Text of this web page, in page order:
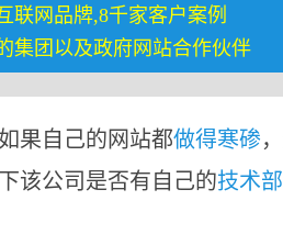
联网品牌,8千家客户案例
集团以及政府网站合作伙伴
果自己的网站都做得寒碜
该公司是否有自己的技术